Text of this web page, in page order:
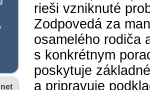
rieši vzniknuté
Zodpovedá za
osamelého rodiča
s konkrétnym
poskytuje
a pripravuje